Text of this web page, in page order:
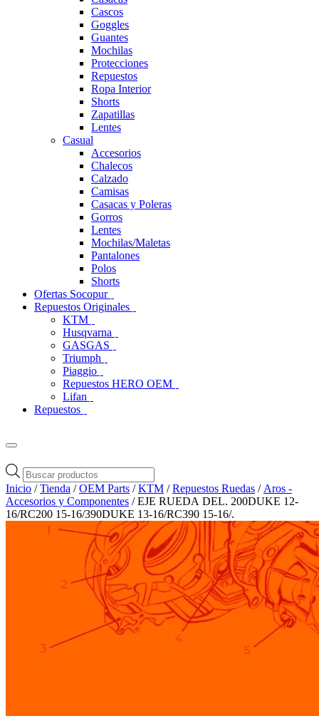
Cascos
Goggles
Guantes
Mochilas
Protecciones
Repuestos
Ropa Interior
Shorts
Zapatillas
Lentes
Casual
Accesorios
Chalecos
Calzado
Camisas
Casacas y Poleras
Gorros
Lentes
Mochilas/Maletas
Pantalones
Polos
Shorts
Ofertas Socopur
Repuestos Originales
KTM
Husqvarna
GASGAS
Triumph
Piaggio
Repuestos HERO OEM
Lifan
Repuestos
Búsqueda
de
productos
Inicio /Tienda /OEM Parts /KTM /Repuestos Ruedas / Aros -
Accesorios y Componentes / EJE RUEDA DEL. 200DUKE 12-
16/RC200 15-16/390DUKE 13-16/RC390 15-16/.